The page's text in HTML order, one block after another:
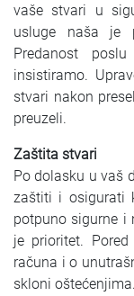
vaše stvari u
usluge naša je
Predanost
insistiramo.
stvari nakon
preuzeli.
Zaštita stvari
Po dolasku u vaš
zaštiti i osigurati
potpuno sigurne i
je prioritet.
računa i o
skloni